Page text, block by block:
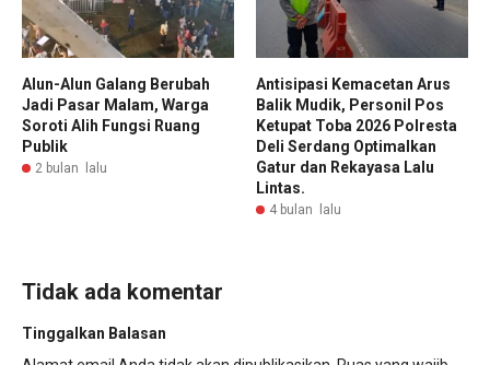
Alun-Alun Galang Berubah
Jadi Pasar Malam, Warga
Soroti Alih Fungsi Ruang
Publik
2 bulan lalu
Antisipasi Kemacetan Arus
Balik Mudik, Personil Pos
Ketupat Toba 2026 Polresta
Deli Serdang Optimalkan
Gatur dan Rekayasa Lalu
Lintas.
4 bulan lalu
Tidak ada komentar
Tinggalkan Balasan